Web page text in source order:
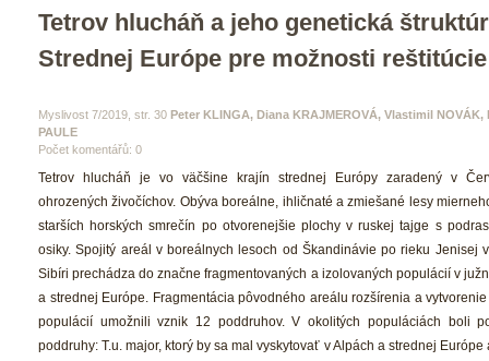
Tetrov hlucháň a jeho genetická
Strednej Európe pre možnosti reštitúcie
Myslivost 7/2019, str. 30 Peter KLINGA, Diana KRAJMEROVÁ, Vlastimil NOVÁK,
PAULE
Počet komentářů: 0
Tetrov hlucháň je vo väčšine krajín strednej Európy zaradený v
ohrozených živočíchov. Obýva boreálne, ihličnaté a zmiešané lesy
tarších horských smrečín po otvorenejšie plochy v ruskej tajge s
osiky. Spojitý areál v boreálnych lesoch od Škandinávie po rieku Jenisej
Sibíri prechádza do značne fragmentovaných a izolovaných populácií v
a strednej Európe. Fragmentácia pôvodného areálu rozšírenia a
populácií umožnili vznik 12 poddruhov. V okolitých populáciách boli
poddruhy: T.u. major, ktorý by sa mal vyskytovať v Alpách a strednej Európe